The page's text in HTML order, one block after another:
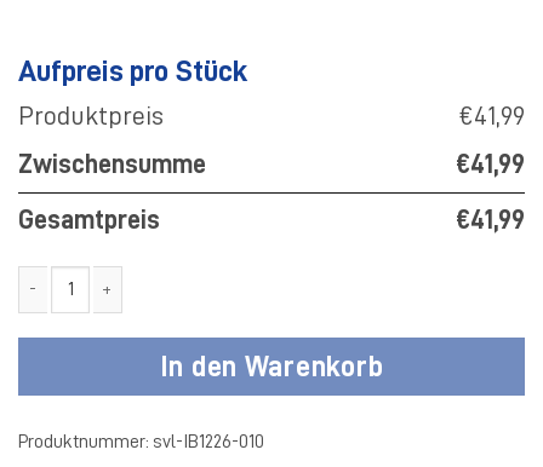
Aufpreis pro Stück
Produktpreis
€41,99
Zwischensumme
€41,99
Gesamtpreis €41,99
In den Warenkorb
Produktnummer: svl-IB1226-010